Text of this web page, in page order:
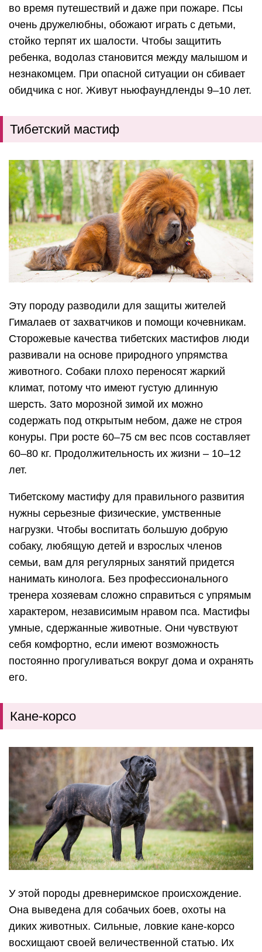
во время путешествий и даже при пожаре. Псы
очень дружелюбны, обожают играть с детьми,
стойко терпят их шалости. Чтобы защитить
ребенка, водолаз становится между малышом и
незнакомцем. При опасной ситуации он сбивает
обидчика с ног. Живут ньюфаундленды 9–10 лет.
Тибетский мастиф
Эту породу разводили для защиты жителей
Гималаев от захватчиков и помощи кочевникам.
Сторожевые качества тибетских мастифов люди
развивали на основе природного упрямства
животного. Собаки плохо переносят жаркий
климат, потому что имеют густую длинную
шерсть. Зато морозной зимой их можно
содержать под открытым небом, даже не строя
конуры. При росте 60–75 см вес псов составляет
60–80 кг. Продолжительность их жизни – 10–12
лет.
Тибетскому мастифу для правильного развития
нужны серьезные физические, умственные
нагрузки. Чтобы воспитать большую добрую
собаку, любящую детей и взрослых членов
семьи, вам для регулярных занятий придется
нанимать кинолога. Без профессионального
тренера хозяевам сложно справиться с упрямым
характером, независимым нравом пса. Мастифы
умные, сдержанные животные. Они чувствуют
себя комфортно, если имеют возможность
постоянно прогуливаться вокруг дома и охранять
его.
Кане-корсо
У этой породы древнеримское происхождение.
Она выведена для собачьих боев, охоты на
диких животных. Сильные, ловкие кане-корсо
восхищают своей величественной статью. Их